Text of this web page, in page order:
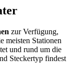
zur Verfügung,
meisten Stationen
und rund um die
Steckertyp findest